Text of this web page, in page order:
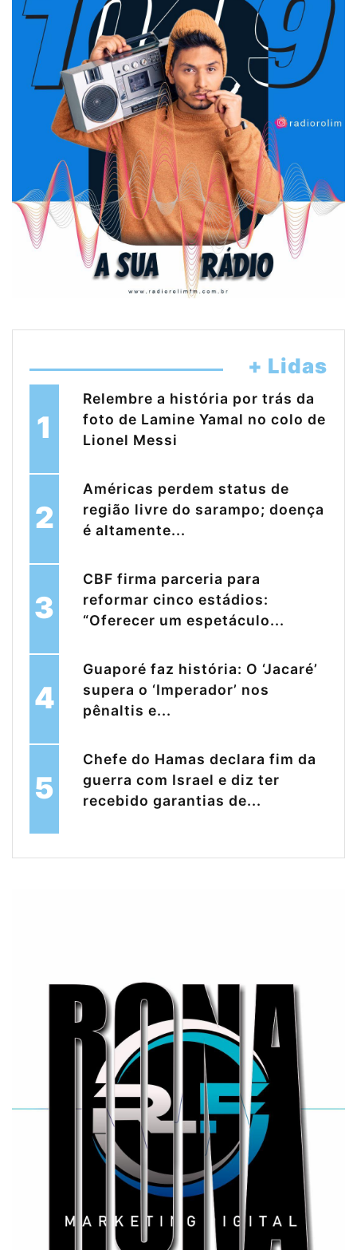
+ Lidas
1
Relembre a história por trás da
foto de Lamine Yamal no colo de
Lionel Messi
2
Américas perdem status de
região livre do sarampo; doença
é altamente...
3
CBF firma parceria para
reformar cinco estádios:
“Oferecer um espetáculo...
4
Guaporé faz história: O ‘Jacaré’
supera o ‘Imperador’ nos
pênaltis e...
5
Chefe do Hamas declara fim da
guerra com Israel e diz ter
recebido garantias de...